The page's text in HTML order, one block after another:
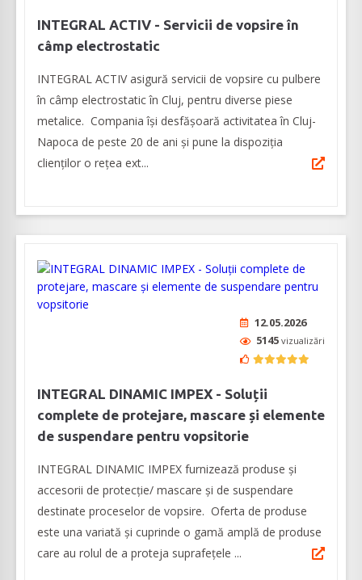
INTEGRAL ACTIV - Servicii de vopsire în
câmp electrostatic
INTEGRAL ACTIV asigură servicii de vopsire cu pulbere
în câmp electrostatic în Cluj, pentru diverse piese
metalice. Compania își desfășoară activitatea în Cluj-
Napoca de peste 20 de ani și pune la dispoziția
clienților o rețea ext...
12.05.2026
5145 vizualizări
INTEGRAL DINAMIC IMPEX - Soluții
complete de protejare, mascare și elemente
de suspendare pentru vopsitorie
INTEGRAL DINAMIC IMPEX furnizează produse și
accesorii de protecție/ mascare și de suspendare
destinate proceselor de vopsire. Oferta de produse
este una variată și cuprinde o gamă amplă de produse
care au rolul de a proteja suprafeţele ...